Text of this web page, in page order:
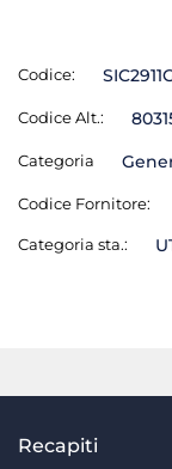
Codice:
Codice Alt.:
Categoria
Codice Fornitore:
Categoria sta.:
Recapiti